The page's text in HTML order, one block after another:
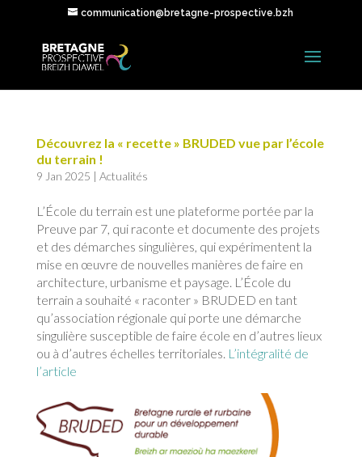
communication@bretagne-prospective.bzh
Découvrez la « recette » BRUDED vue par l’école
du terrain !
9 Jan 2025 | Actualités
L’École du terrain est une plateforme portée par la
Preuve par 7, qui raconte et documente des projets
et des démarches singulières, qui expérimentent la
mise en œuvre de nouvelles manières de faire en
architecture, urbanisme et paysage. L’École du
terrain a souhaité « raconter » BRUDED en tant
qu’association régionale qui porte une démarche
singulière susceptible de faire école en d’autres lieux
ou à d’autres échelles territoriales. L’intégralité de
l’article